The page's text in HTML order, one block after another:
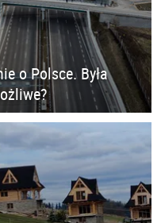
o Polsce. Była